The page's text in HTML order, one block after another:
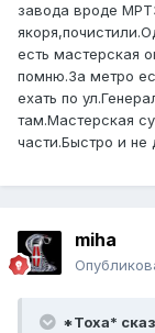
завода вроде
есть мастерская
помню.За метро
ехать по
там.Мастерская
части.Быстро и
miha
*Toxa*